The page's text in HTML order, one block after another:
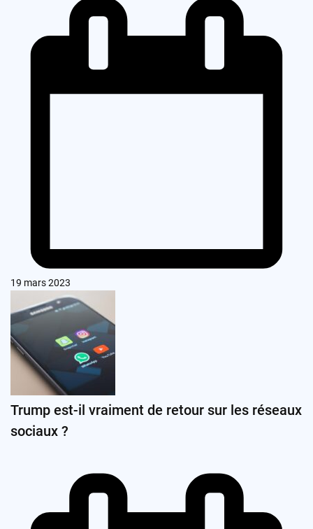
19 mars 2023
Trump est-il vraiment de retour sur les réseaux
sociaux ?